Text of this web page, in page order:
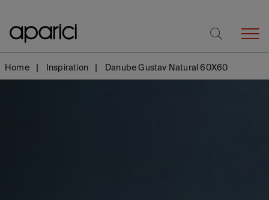
Home Inspiration Danube Gustav Natural 60X60